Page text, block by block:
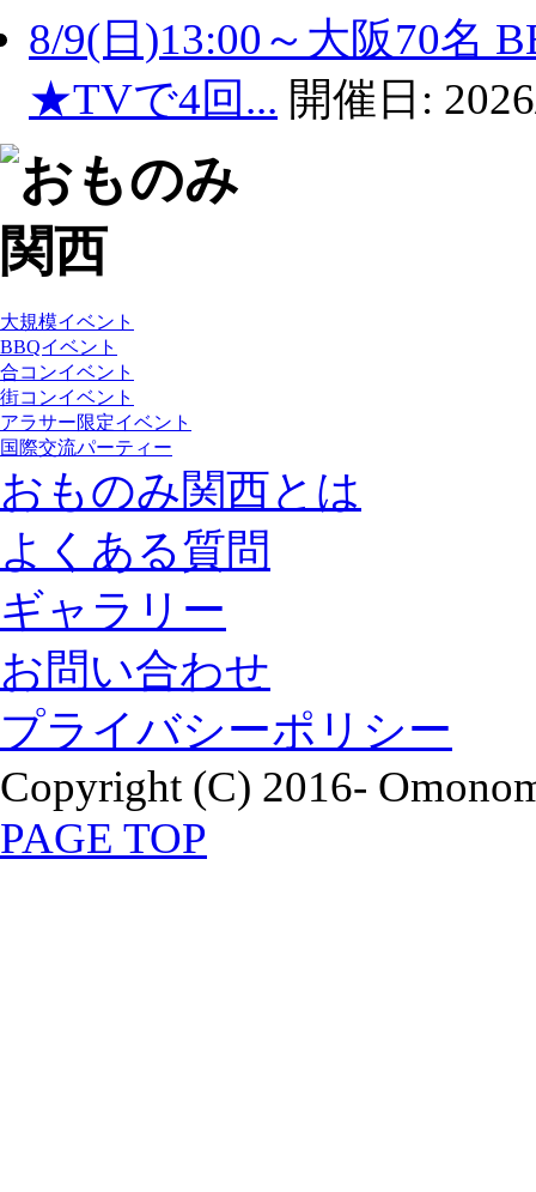
8/9(日)13:00～大阪70名
★TVで4回... 開催日:
大規模イベント
BBQイベント
合コンイベント
街コンイベント
アラサー限定イベント
国際交流パーティー
おものみ関西とは
よくある質問
ギャラリー
お問い合わせ
プライバシーポリシー
Copyright (C) 2016-
PAGE TOP